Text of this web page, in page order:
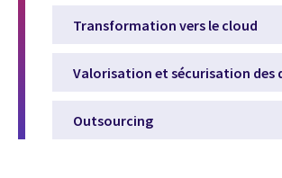
Transformation vers le cloud
Valorisation et sécurisation des
Outsourcing